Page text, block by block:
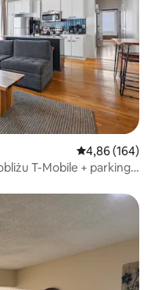
Średnia
4,86 (164)
T-Mobile + parking